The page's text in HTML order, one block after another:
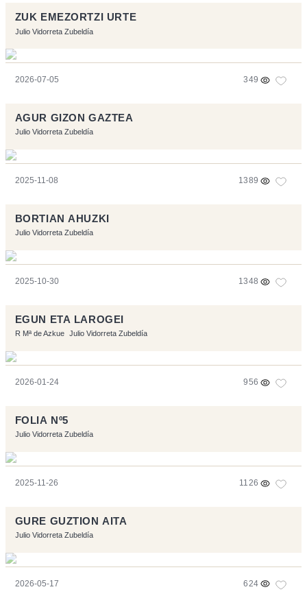
ZUK EMEZORTZI URTE
Julio Vidorreta Zubeldía
2026-07-05 349
AGUR GIZON GAZTEA
Julio Vidorreta Zubeldía
2025-11-08 1389
BORTIAN AHUZKI
Julio Vidorreta Zubeldía
2025-10-30 1348
EGUN ETA LAROGEI
R Mª de Azkue Julio Vidorreta Zubeldía
2026-01-24 956
FOLIA Nº5
Julio Vidorreta Zubeldía
2025-11-26 1126
GURE GUZTION AITA
Julio Vidorreta Zubeldía
2026-05-17 624